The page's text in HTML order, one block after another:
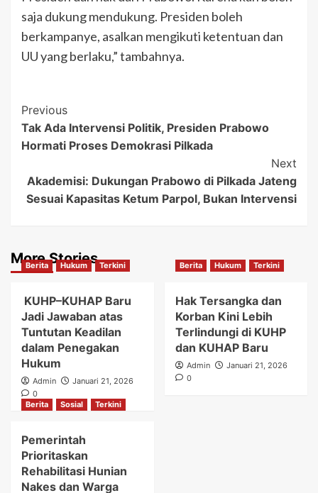
saja dukung mendukung. Presiden boleh
berkampanye, asalkan mengikuti ketentuan dan
UU yang berlaku,” tambahnya.
Post
Navigation
Previous
Tak Ada Intervensi Politik, Presiden Prabowo
Hormati Proses Demokrasi Pilkada
Next
Akademisi: Dukungan Prabowo di Pilkada Jateng
Sesuai Kapasitas Ketum Parpol, Bukan Intervensi
More Stories
Berita Hukum Terkini
KUHP–KUHAP Baru
Jadi Jawaban atas
Tuntutan Keadilan
dalam Penegakan
Hukum
Admin
Januari 21, 2026
0
Berita Hukum Terkini
Hak Tersangka dan
Korban Kini Lebih
Terlindungi di KUHP
dan KUHAP Baru
Admin
Januari 21, 2026
0
Berita Sosial Terkini
Pemerintah
Prioritaskan
Rehabilitasi Hunian
Nakes dan Warga